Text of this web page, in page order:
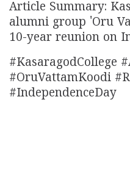
Article Summary:
alumni group 'Oru
10-year reunion on
#KasaragodCollege
#OruVattamKoodi
#IndependenceDay